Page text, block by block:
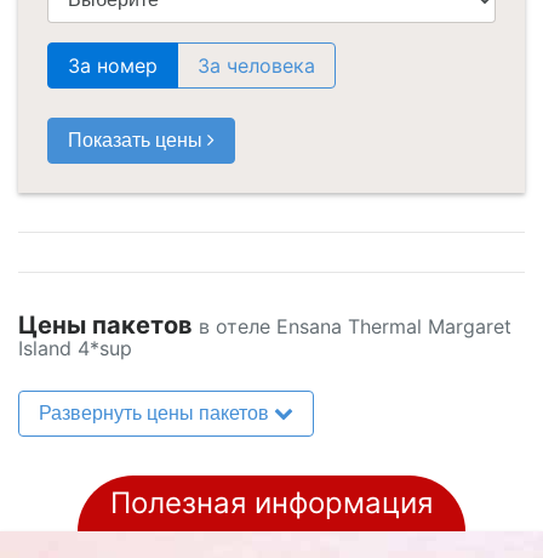
За номер За человека
Показать цены
Цены пакетов в отеле Ensana Thermal Margaret
Island 4*sup
Развернуть цены пакетов
Полезная информация